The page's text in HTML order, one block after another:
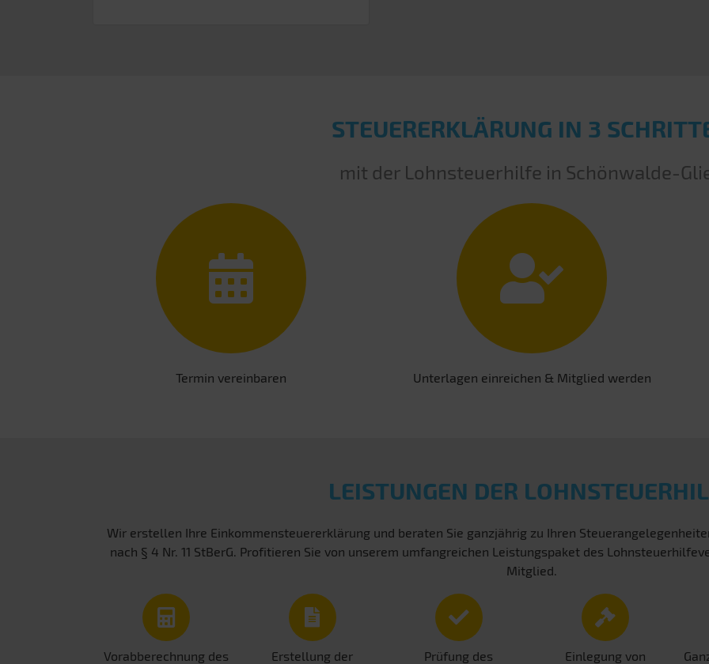
STEUERERKLÄRUNG IN 3
mit der Lohnsteuerhilfe in Schönwalde-
Termin vereinbaren Unterlagen einreichen & Mitglied werden
LEISTUNGEN DER
Wir erstellen Ihre Einkommensteuererklärung und beraten Sie ganzjährig zu Ihren
nach § 4 Nr. 11 StBerG. Profitieren Sie von unserem umfangreichen Leistungspaket des
Mitglied.
Vorabberechnung des
Erstellung der
Prüfung des
Einlegung von